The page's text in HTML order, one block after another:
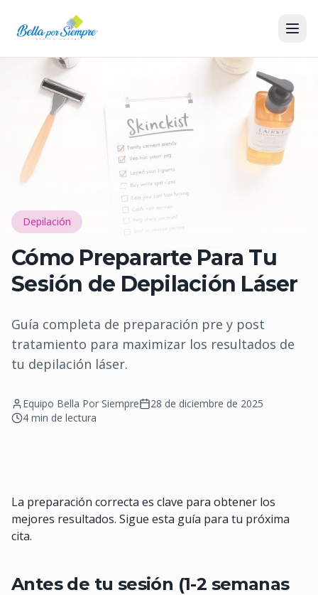
Inicio Depilación
Depilación
Cómo Prepararte Para Tu
Sesión de Depilación Láser
Guía completa de preparación pre y post
tratamiento para maximizar los resultados de
tu depilación láser.
Equipo Bella Por Siempre
28 de diciembre de 2025
4 min de lectura
La preparación correcta es clave para obtener los
mejores resultados. Sigue esta guía para tu próxima
cita.
Antes de tu sesión (1-2 semanas